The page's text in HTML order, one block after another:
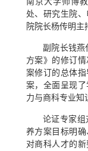
处、研究生院
院院长杨传明主
副院长钱燕
方案》的修订
案修订的总体
案，全面呈现
力与商科专业知
论证专家
养方案目标明
对商科人才的